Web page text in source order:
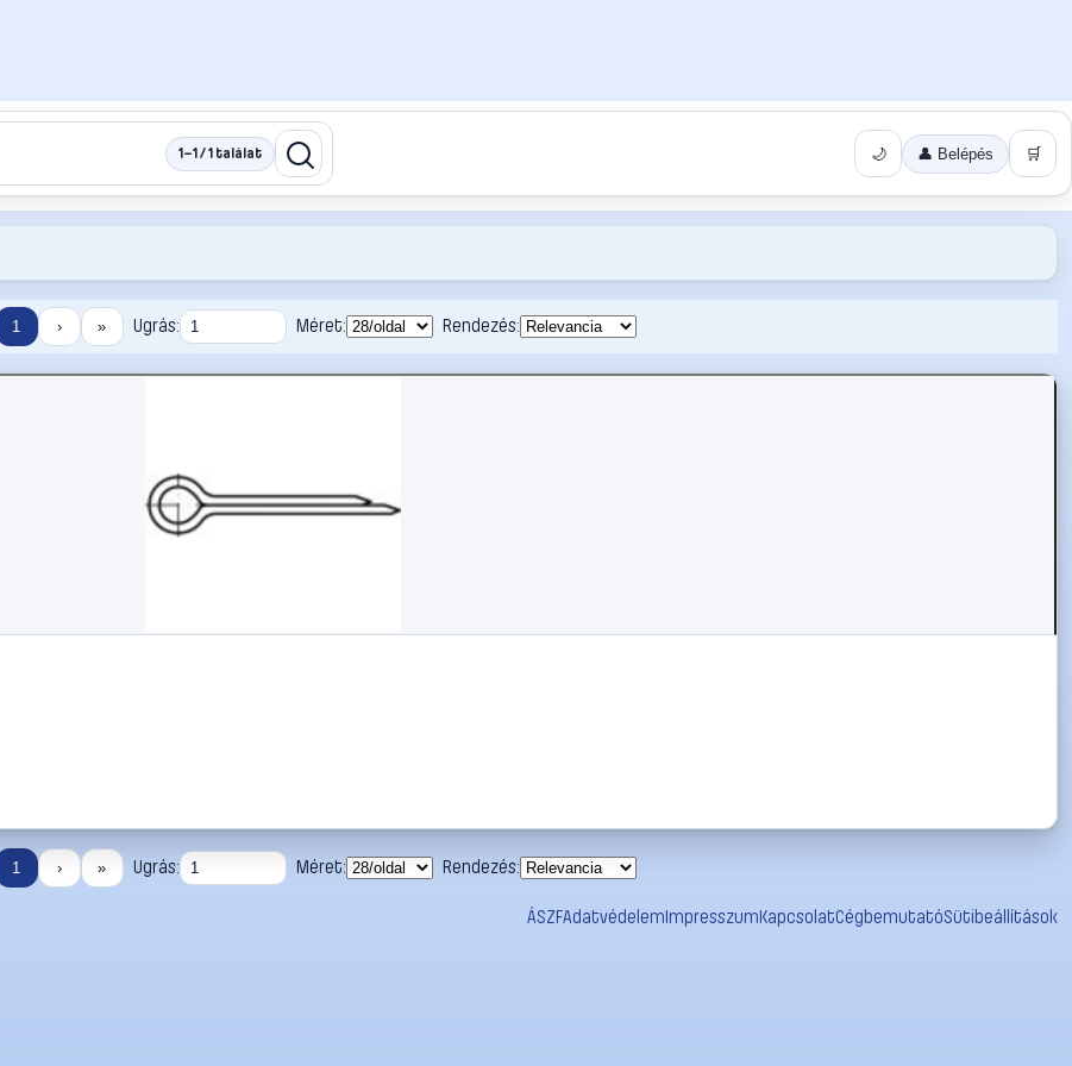
1–1 / 1 találat 🌙 👤 Belépés 🛒
1 › » Ugrás: Méret: Rendezés:
1 › » Ugrás: Méret: Rendezés:
ÁSZFAdatvédelemImpresszumKapcsolatCégbemutatóSütibeállítások